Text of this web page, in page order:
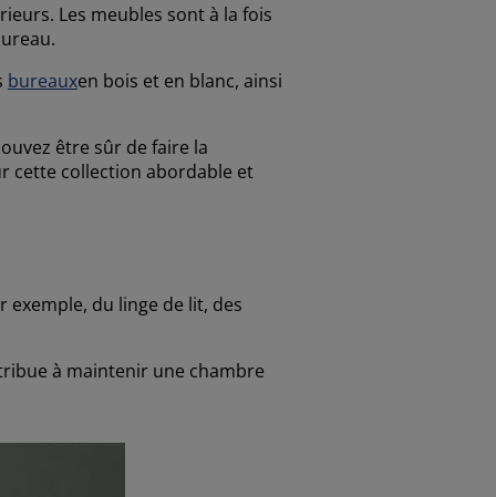
Les meubles sont à la fois
bureauxen bois et en blanc, ainsi
être sûr de faire la
cette collection abordable et
exemple, du linge de lit, des
à maintenir une chambre